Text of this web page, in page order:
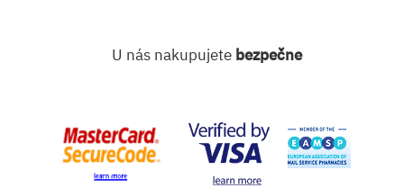
U nás nakupujete bezpečne